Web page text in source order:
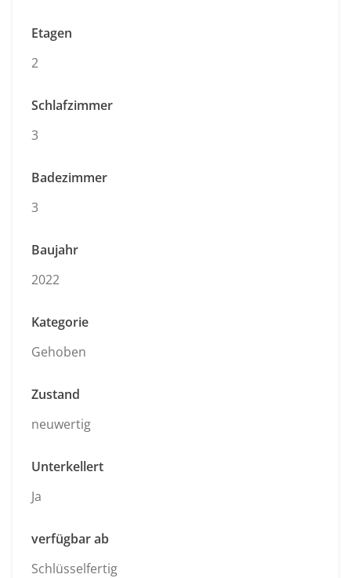
Etagen
2
Schlafzimmer
3
Badezimmer
3
Baujahr
2022
Kategorie
Gehoben
Zustand
neuwertig
Unterkellert
Ja
verfügbar ab
Schlüsselfertig